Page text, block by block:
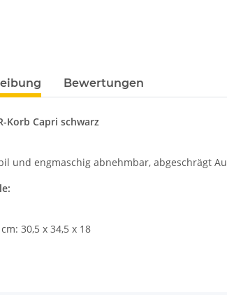
Bewertungen
Korb Capri schwarz
und engmaschig abnehmbar, abgeschrägt
30,5 x 34,5 x 18